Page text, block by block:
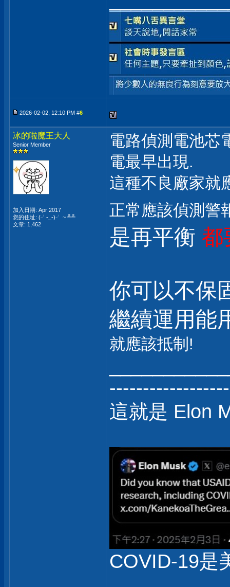
2026-02-02, 12:10 PM #6
冰的啦魔王大人
Senior Member
加入日期: Apr 2017
您的住址: (╯-_-)╯ ~ ╩╩
文章: 1,462
電路偵測電池芯
電最早出現.
這種不良廠家就
正常應該偵測警
是再平衡 都
你可以不保
繼續運用能
就應該抵制!
這就是 Elon
COVID-19是